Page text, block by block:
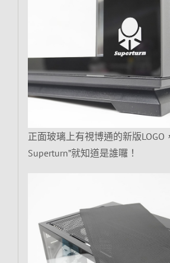
正面玻璃上有視博通的新版LOGO
Superturn”就知道是誰囉！